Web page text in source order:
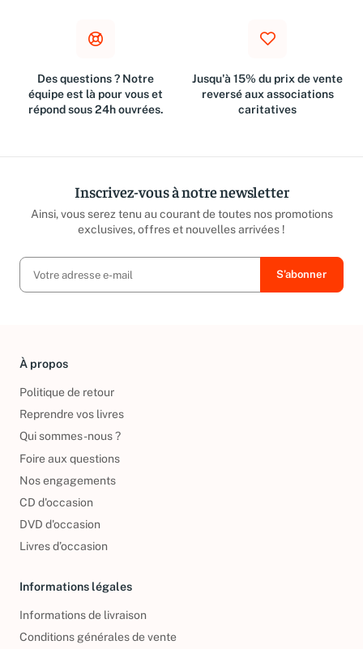
Des questions ? Notre
équipe est là pour vous et
répond sous 24h ouvrées.
Jusqu'à 15% du prix de vente
reversé aux associations
caritatives
Inscrivez-vous à notre newsletter
Ainsi, vous serez tenu au courant de toutes nos promotions
exclusives, offres et nouvelles arrivées !
À propos
Politique de retour
Reprendre vos livres
Qui sommes-nous ?
Foire aux questions
Nos engagements
CD d'occasion
DVD d'occasion
Livres d’occasion
Informations légales
Informations de livraison
Conditions générales de vente